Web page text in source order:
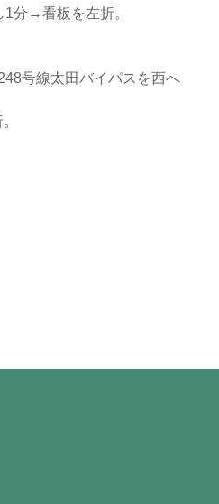
分→看板を左折。
号線太田バイパスを西へ